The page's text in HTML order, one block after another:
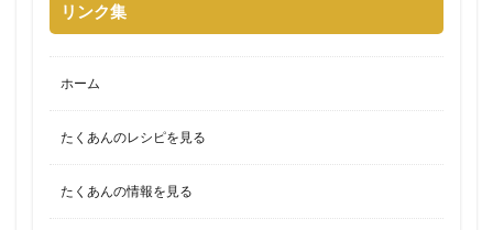
リンク集
ホーム
たくあんのレシピを見る
たくあんの情報を見る